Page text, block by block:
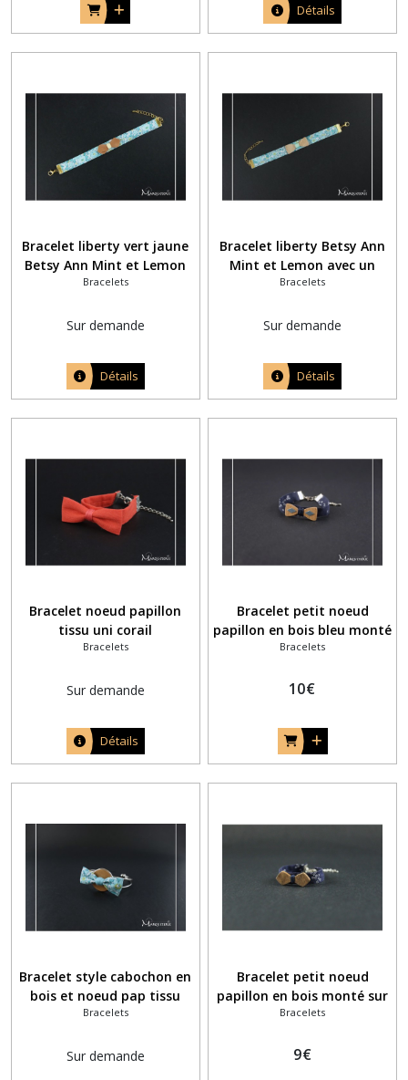
Détails
Bracelet liberty vert jaune
Betsy Ann Mint et Lemon
avec un petit noeud
Bracelets
Sur demande
Détails
Bracelet liberty Betsy Ann
Mint et Lemon avec un
petit noeud papillon en
Bracelets
Sur demande
Détails
Bracelet noeud papillon
tissu uni corail
Bracelets
Sur demande
Détails
Bracelet petit noeud
papillon en bois bleu monté
sur un ruban liberty bleu
Bracelets
10€
Bracelet style cabochon en
bois et noeud pap tissu
liberty vert Betsy Mint and
Bracelets
Sur demande
Bracelet petit noeud
papillon en bois monté sur
un ruban liberty bleu
blanches
Bracelets
9€